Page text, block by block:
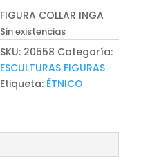
FIGURA COLLAR INGA
Sin existencias
SKU: 20558 Categoría:
ESCULTURAS FIGURAS
Etiqueta: ÉTNICO